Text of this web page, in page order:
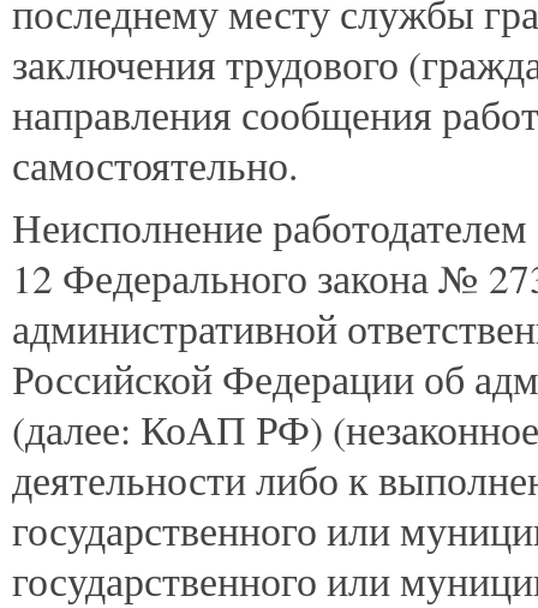
последнему месту службы
заключения трудового
направления сообщения
самостоятельно.
Неисполнение
12 Федерального закона №
административной
Российской Федерации об
(далее: КоАП РФ)
деятельности либо к
государственного или
государственного или